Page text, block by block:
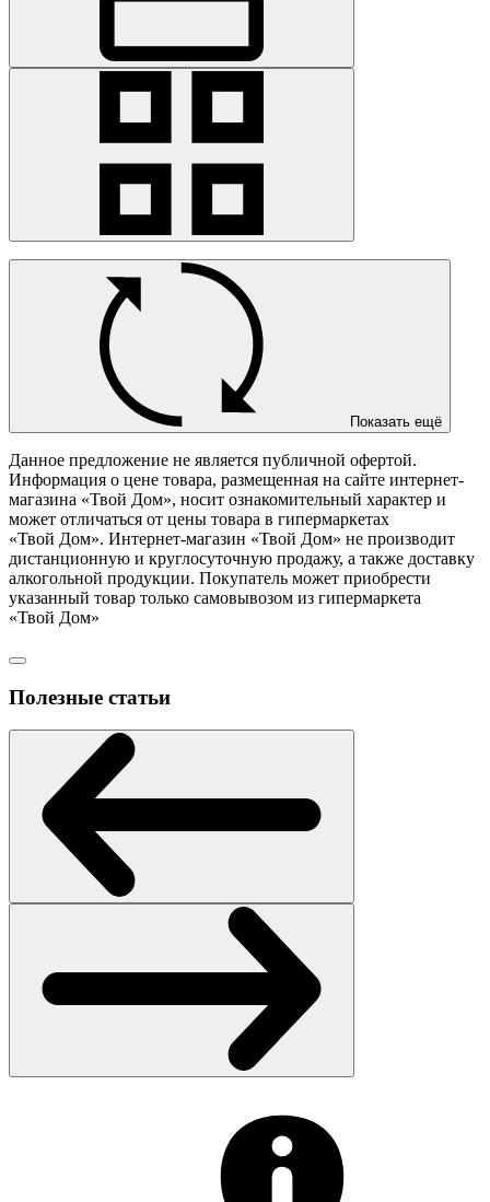
Показать ещё
Данное предложение не является публичной офертой.
Информация о цене товара, размещенная на сайте интернет-
магазина «Твой Дом», носит ознакомительный характер и
может отличаться от цены товара в гипермаркетах
«Твой Дом». Интернет-магазин «Твой Дом» не производит
дистанционную и круглосуточную продажу, а также доставку
алкогольной продукции. Покупатель может приобрести
указанный товар только самовывозом из гипермаркета
«Твой Дом»
Полезные статьи